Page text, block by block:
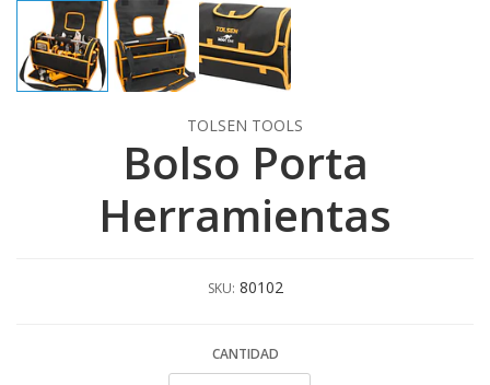
TOLSEN TOOLS
Bolso Porta
Herramientas
SKU: 80102
CANTIDAD